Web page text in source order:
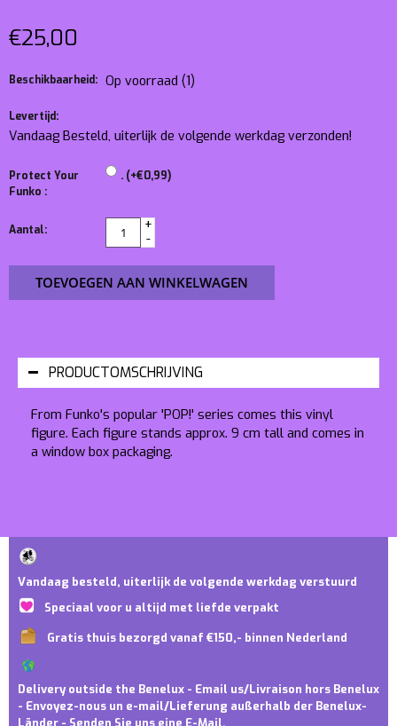
€25,00
Beschikbaarheid: Op voorraad (1)
Levertijd:
Vandaag Besteld, uiterlijk de volgende werkdag verzonden!
Protect Your
Funko :
. (+€0,99)
Aantal:
+
-
TOEVOEGEN AAN WINKELWAGEN
PRODUCTOMSCHRIJVING
From Funko's popular 'POP!' series comes this vinyl
figure. Each figure stands approx. 9 cm tall and comes in
a window box packaging.
Vandaag besteld, uiterlijk de volgende werkdag verstuurd
Speciaal voor u altijd met liefde verpakt
Gratis thuis bezorgd vanaf €150,- binnen Nederland
Delivery outside the Benelux - Email us/Livraison hors Benelux
- Envoyez-nous un e-mail/Lieferung außerhalb der Benelux-
Länder - Senden Sie uns eine E-Mail.